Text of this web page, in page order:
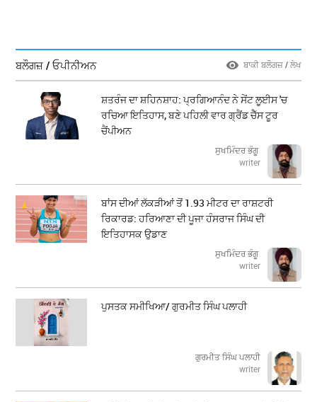
ਬਲੌਗਜ਼ / ਓਪੀਨੀਅਨ ਬਾਕੀ ਬਲੌਗਜ਼ / ਲੇਖ
ਸ਼ਤਰੰਜ ਦਾ ਸ਼ਹਿਨਸ਼ਾਹ: ਪ੍ਰਗਿਆਨੰਦ ਨੇ ਸੇਂਟ ਲੂਈਸ 'ਚ
ਰਚਿਆ ਇਤਿਹਾਸ, ਬਣੇ ਪਹਿਲੀ ਵਾਰ ਗ੍ਰੈਂਡ ਚੈੱਸ ਟੂਰ
ਚੈਂਪੀਅਨ
ਸੁਖਮਿੰਦਰ ਭੰਗੂ
writer
ਬਾਂਸ ਦੀਆਂ ਲੱਕੜੀਆਂ ਤੋਂ 1.93 ਮੀਟਰ ਦਾ ਰਾਸ਼ਟਰੀ
ਰਿਕਾਰਡ: ਹਰਿਆਣਾ ਦੀ ਪੂਜਾ ਹੰਸਰਾਜ ਸਿੰਘ ਦੀ
ਇਤਿਹਾਸਕ ਉਡਾਣ
ਸੁਖਮਿੰਦਰ ਭੰਗੂ
writer
ਪੁਸਤਕ ਸਮੀਖਿਆ/ ਗੁਰਮੀਤ ਸਿੰਘ ਪਲਾਹੀ
ਗੁਰਮੀਤ ਸਿੰਘ ਪਲਾਹੀ
writer